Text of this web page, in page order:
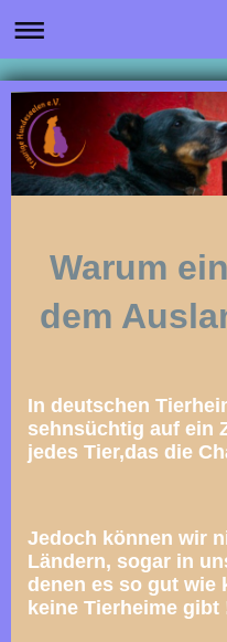
Warum
dem
In deutschen
sehnsüchtig auf ein
jedes Tier,das die
Jedoch können wir
Ländern, sogar in
denen es so gut wie
keine Tierheime gibt